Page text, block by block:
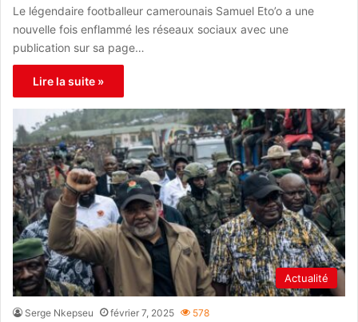
Le légendaire footballeur camerounais Samuel Eto’o a une
nouvelle fois enflammé les réseaux sociaux avec une
publication sur sa page…
Lire la suite »
Actualité
Serge Nkepseu février 7, 2025 578